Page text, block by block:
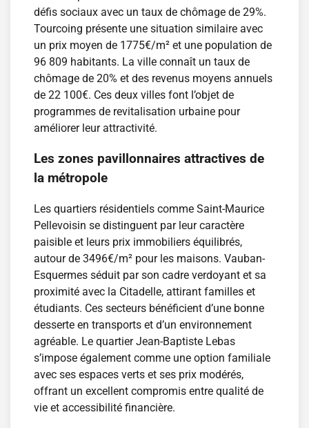
défis sociaux avec un taux de chômage de 29%.
Tourcoing présente une situation similaire avec
un prix moyen de 1775€/m² et une population de
96 809 habitants. La ville connaît un taux de
chômage de 20% et des revenus moyens annuels
de 22 100€. Ces deux villes font l’objet de
programmes de revitalisation urbaine pour
améliorer leur attractivité.
Les zones pavillonnaires attractives de
la métropole
Les quartiers résidentiels comme Saint-Maurice
Pellevoisin se distinguent par leur caractère
paisible et leurs prix immobiliers équilibrés,
autour de 3496€/m² pour les maisons. Vauban-
Esquermes séduit par son cadre verdoyant et sa
proximité avec la Citadelle, attirant familles et
étudiants. Ces secteurs bénéficient d’une bonne
desserte en transports et d’un environnement
agréable. Le quartier Jean-Baptiste Lebas
s’impose également comme une option familiale
avec ses espaces verts et ses prix modérés,
offrant un excellent compromis entre qualité de
vie et accessibilité financière.